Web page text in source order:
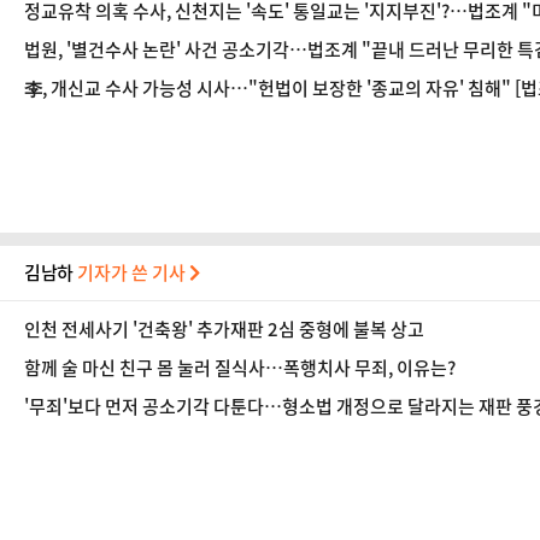
정교유착 의혹 수사, 신천지는 '속도' 통일교는 '지지부진'?…법조계 "
법원, '별건수사 논란' 사건 공소기각…법조계 "끝내 드러난 무리한
李, 개신교 수사 가능성 시사…"헌법이 보장한 '종교의 자유' 침해" [
김남하기자가 쓴 기사
인천 전세사기 '건축왕' 추가재판 2심 중형에 불복 상고
함께 술 마신 친구 몸 눌러 질식사…폭행치사 무죄, 이유는?
'무죄'보다 먼저 공소기각 다툰다…형소법 개정으로 달라지는 재판 풍